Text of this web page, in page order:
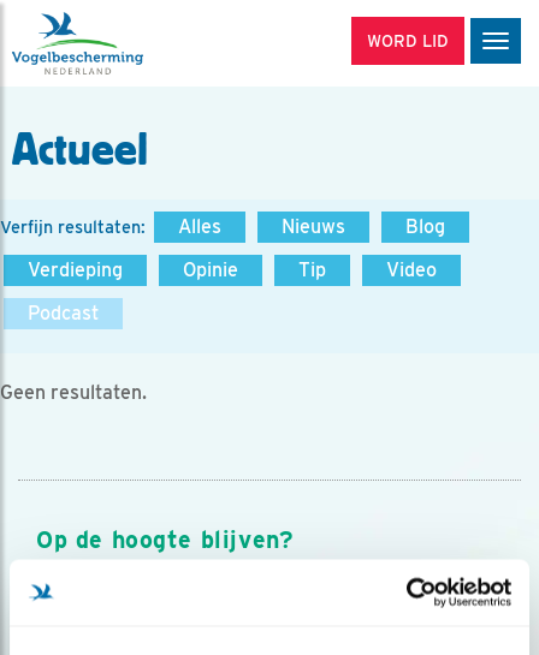
WORD LID
Actueel
Verfijn resultaten: Alles Nieuws
Blog
Verdieping
Opinie Tip
Video
Podcast
Geen resultaten.
Op de hoogte blijven?
Meld je aan en ontvang nieuws, inspiratie, acties en tips
over vogels en activiteiten van Vogelbescherming.